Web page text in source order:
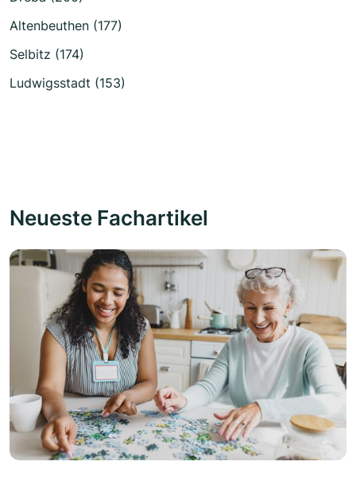
Altenbeuthen (177)
Selbitz (174)
Ludwigsstadt (153)
Neueste Fachartikel